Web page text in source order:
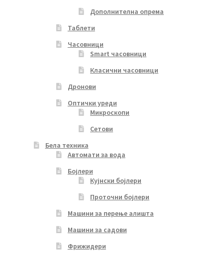
Дополнителна опрема
Таблети
Часовници
Smart часовници
Класични часовници
Дронови
Оптички уреди
Микроскопи
Сетови
Бела техника
Автомати за вода
Бојлери
Кујнски бојлери
Проточни бојлери
Машини за перење алишта
Машини за садови
Фрижидери